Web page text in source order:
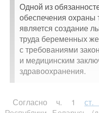
Одной из
обеспечения охраны
является создание
труда беременных
с требованиями
и медицинским
здравоохранения.
Согласно ч. 1 ст.